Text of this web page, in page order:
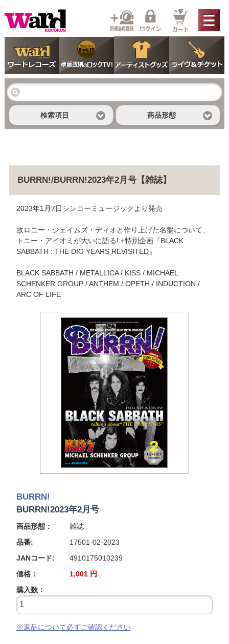
検索項目 商品形態
BURRN!/BURRN!2023年2月号【雑誌】
2023年1月7日シンコーミュージックより発売
故ロニー・ジェイムズ・ディオと作り上げた名盤について、
トニー・アイオミが大いに語る! +特別企画『BLACK
SABBATH : THE DIO YEARS REVISITED』
BLACK SABBATH / METALLICA / KISS / MICHAEL
SCHENKER GROUP / ANTHEM / OPETH / INDUCTION /
ARC OF LIFE
BURRN!
BURRN!2023年2月号
商品形態：
雑誌
品番:
17501-02-2023
JANコード:
4910175010239
価格：
1,001 円
購入数：
※返品について必ずご確認ください